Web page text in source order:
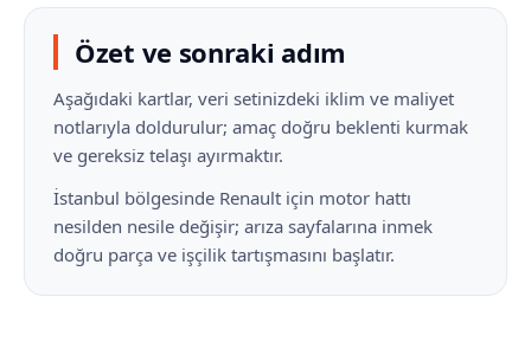
Özet ve sonraki adım
Aşağıdaki kartlar, veri setinizdeki iklim ve maliyet
notlarıyla doldurulur; amaç doğru beklenti kurmak
ve gereksiz telaşı ayırmaktır.
İstanbul bölgesinde Renault için motor hattı
nesilden nesile değişir; arıza sayfalarına inmek
doğru parça ve işçilik tartışmasını başlatır.